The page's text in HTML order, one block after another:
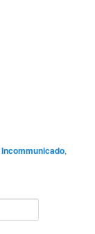
Incommunicado,